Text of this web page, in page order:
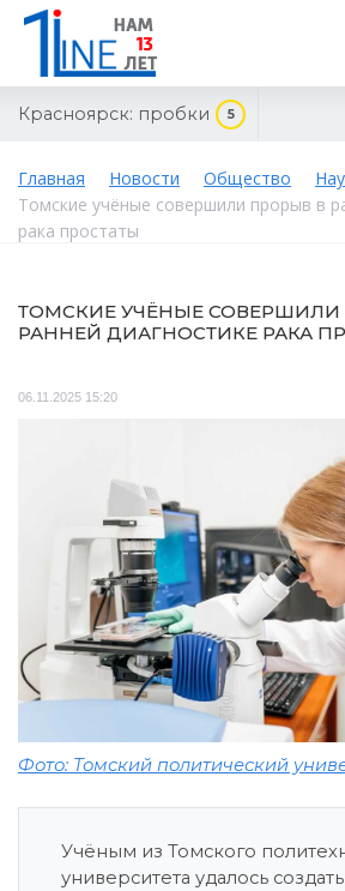
Красноярск: пробки 5
Главная Новости Общество
Томские учёные совершили прорыв в
рака простаты
ТОМСКИЕ УЧЁНЫЕ СОВЕРШИЛИ
РАННЕЙ ДИАГНОСТИКЕ РАКА
06.11.2025 15:20
Фото: Томский политический
Учёным из Томского
университета удалось